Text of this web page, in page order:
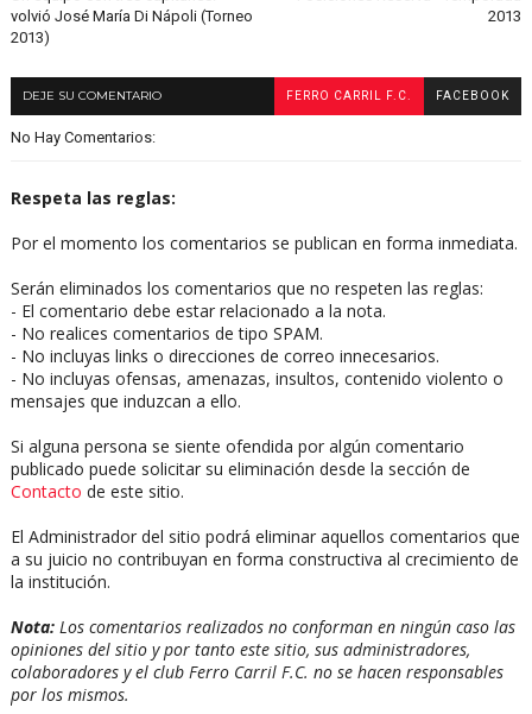
2013
volvió José María Di Nápoli (Torneo
2013)
DEJE SU COMENTARIO FERRO CARRIL F.C. FACEBOOK
No Hay Comentarios:
Respeta las reglas:
Por el momento los comentarios se publican en forma inmediata.
Serán eliminados los comentarios que no respeten las reglas:
- El comentario debe estar relacionado a la nota.
- No realices comentarios de tipo SPAM.
- No incluyas links o direcciones de correo innecesarios.
- No incluyas ofensas, amenazas, insultos, contenido violento o
mensajes que induzcan a ello.
Si alguna persona se siente ofendida por algún comentario
publicado puede solicitar su eliminación desde la sección de
Contacto de este sitio.
El Administrador del sitio podrá eliminar aquellos comentarios que
a su juicio no contribuyan en forma constructiva al crecimiento de
la institución.
Nota:Los comentarios realizados no conforman en ningún caso las
opiniones del sitio y por tanto este sitio, sus administradores,
colaboradores y el club Ferro Carril F.C. no se hacen responsables
por los mismos.